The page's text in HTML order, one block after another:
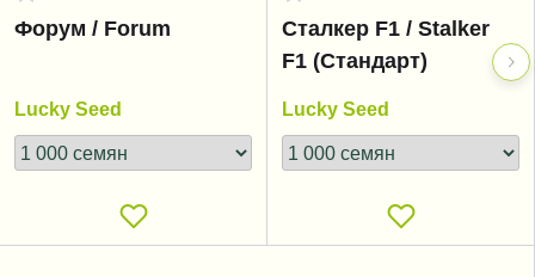
Форум / Forum
Lucky Seed
Сталкер F1 / Stalker
F1 (Стандарт)
Lucky Seed